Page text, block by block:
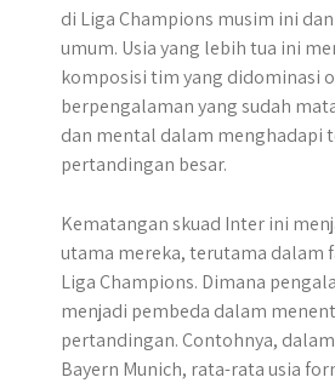
di Liga Champions musim ini dan
umum. Usia yang lebih tua ini
komposisi tim yang didominasi
berpengalaman yang sudah
dan mental dalam menghadapi
pertandingan besar.
Kematangan skuad Inter ini
utama mereka, terutama dalam
Liga Champions. Dimana
menjadi pembeda dalam
pertandingan. Contohnya,
Bayern Munich, rata-rata usia